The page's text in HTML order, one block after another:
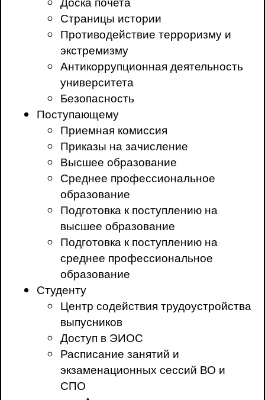
Страницы истории
Противодействие терроризму и
экстремизму
Антикоррупционная деятельность
университета
Безопасность
Поступающему
Приемная комиссия
Приказы на зачисление
Высшее образование
Среднее профессиональное
образование
Подготовка к поступлению на
высшее образование
Подготовка к поступлению на
среднее профессиональное
образование
Студенту
Центр содействия трудоустройства
выпусников
Доступ в ЭИОС
Расписание занятий и
экзаменационных сессий ВО и
СПО